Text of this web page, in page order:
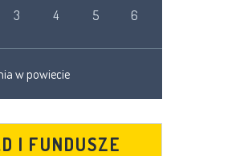
3 4 5 6
w powiecie
I FUNDUSZE